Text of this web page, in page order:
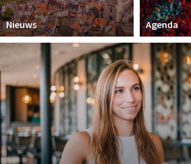
Eten
Drinken
Slapen
Recreatief
Winkels
Winkelgebieden
Parkeren
Nieuws Agenda